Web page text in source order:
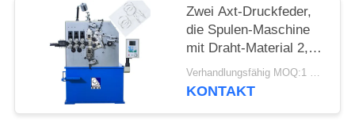
Zwei Axt-Druckfeder,
die Spulen-Maschine
mit Draht-Material 2,0 -
5.0mm herstellt
Verhandlungsfähig MOQ:1 Satz
KONTAKT